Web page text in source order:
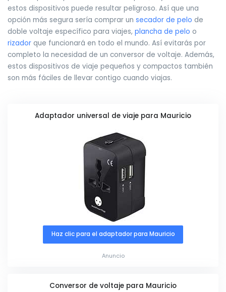
estos dispositivos puede resultar peligroso. Así que una
opción más segura sería comprar un secador de pelo de
doble voltaje específico para viajes, plancha de pelo o
rizador que funcionará en todo el mundo. Así evitarás por
completo la necesidad de un conversor de voltaje. Además,
estos dispositivos de viaje pequeños y compactos también
son más fáciles de llevar contigo cuando viajas.
Adaptador universal de viaje para Mauricio
Haz clic para el adaptador para Mauricio
Anuncio
Conversor de voltaje para Mauricio